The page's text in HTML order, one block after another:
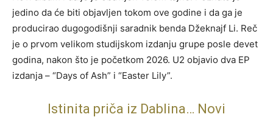
jedino da će biti objavljen tokom ove godine i da ga je
producirao dugogodišnji saradnik benda Džeknajf Li. Reč
je o prvom velikom studijskom izdanju grupe posle devet
godina, nakon što je početkom 2026. U2 objavio dva EP
izdanja – “Days of Ash” i “Easter Lily”.
Istinita priča iz Dablina… Novi